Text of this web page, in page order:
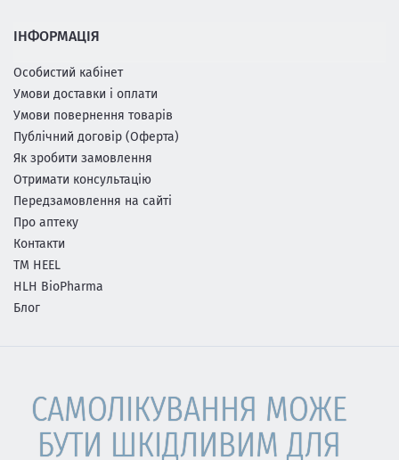
ІНФОРМАЦІЯ
Особистий кабінет
Умови доставки і оплати
Умови повернення товарів
Публічний договір (Оферта)
Як зробити замовлення
Отримати консультацію
Передзамовлення на сайті
Про аптеку
Контакти
ТМ HEEL
HLH BioPharma
Блог
САМОЛІКУВАННЯ МОЖЕ
БУТИ ШКІДЛИВИМ ДЛЯ